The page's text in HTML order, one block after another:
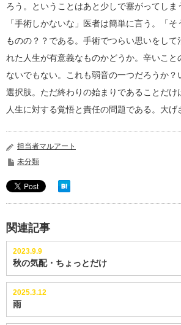
ろう。ということはあと少しで塞がってしま
「手術しかないな」医者は簡単に言う。「
ものの？？である。手術でつらい思いをして
れた人生が有意義なものかどうか。辛いこと
ないでもない。これも弱音の一つだろうか
選択肢。ただ終わりの始まりであることだけ
人生に対する覚悟と責任の問題である。大げ
担当者マルアート
未分類
関連記事
2023.9.9
秋の気配・ちょっとだけ
2025.3.12
雨